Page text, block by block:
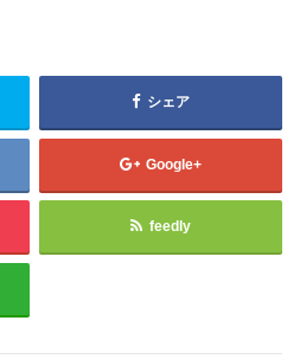
シェア
Google+
feedly